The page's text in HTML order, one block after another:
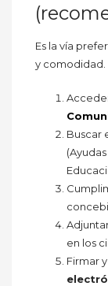
Es la vía
y comodidad.
Buscar
en los
Firmar